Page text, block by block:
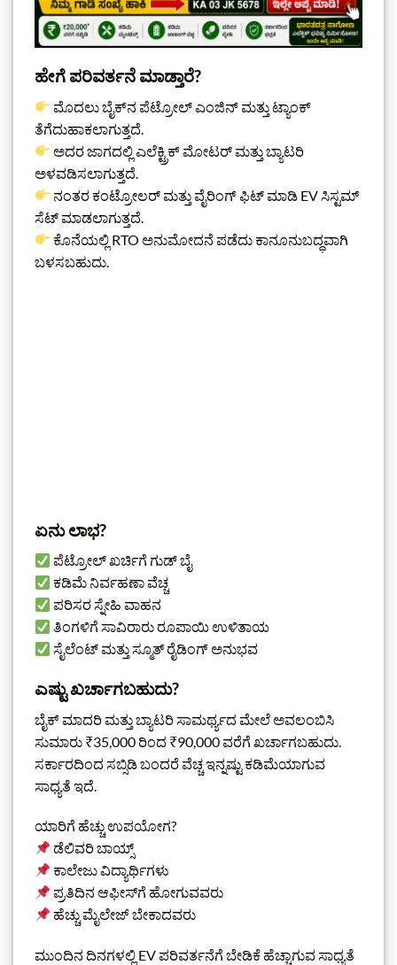
ಹೇಗೆ ಪರಿವರ್ತನೆ ಮಾಡ್ತಾರೆ?
ಮೊದಲು ಬೈಕ್‌ನ ಪೆಟ್ರೋಲ್ ಎಂಜಿನ್ ಮತ್ತು ಟ್ಯಾಂಕ್
ತೆಗೆದುಹಾಕಲಾಗುತ್ತದೆ.
ಅದರ ಜಾಗದಲ್ಲಿ ಎಲೆಕ್ಟ್ರಿಕ್ ಮೋಟರ್ ಮತ್ತು ಬ್ಯಾಟರಿ
ಅಳವಡಿಸಲಾಗುತ್ತದೆ.
ನಂತರ ಕಂಟ್ರೋಲರ್ ಮತ್ತು ವೈರಿಂಗ್ ಫಿಟ್ ಮಾಡಿ EV ಸಿಸ್ಟಮ್
ಸೆಟ್ ಮಾಡಲಾಗುತ್ತದೆ.
ಕೊನೆಯಲ್ಲಿ RTO ಅನುಮೋದನೆ ಪಡೆದು ಕಾನೂನುಬದ್ಧವಾಗಿ
ಬಳಸಬಹುದು.
ಏನು ಲಾಭ?
ಪೆಟ್ರೋಲ್ ಖರ್ಚಿಗೆ ಗುಡ್ ಬೈ
ಕಡಿಮೆ ನಿರ್ವಹಣಾ ವೆಚ್ಚ
ಪರಿಸರ ಸ್ನೇಹಿ ವಾಹನ
ತಿಂಗಳಿಗೆ ಸಾವಿರಾರು ರೂಪಾಯಿ ಉಳಿತಾಯ
ಸೈಲೆಂಟ್ ಮತ್ತು ಸ್ಮೂತ್ ರೈಡಿಂಗ್ ಅನುಭವ
ಎಷ್ಟು ಖರ್ಚಾಗಬಹುದು?
ಬೈಕ್ ಮಾದರಿ ಮತ್ತು ಬ್ಯಾಟರಿ ಸಾಮರ್ಥ್ಯದ ಮೇಲೆ ಅವಲಂಬಿಸಿ
ಸುಮಾರು ₹35,000 ರಿಂದ ₹90,000 ವರೆಗೆ ಖರ್ಚಾಗಬಹುದು.
ಸರ್ಕಾರದಿಂದ ಸಬ್ಸಿಡಿ ಬಂದರೆ ವೆಚ್ಚ ಇನ್ನಷ್ಟು ಕಡಿಮೆಯಾಗುವ
ಸಾಧ್ಯತೆ ಇದೆ.
ಯಾರಿಗೆ ಹೆಚ್ಚು ಉಪಯೋಗ?
ಡೆಲಿವರಿ ಬಾಯ್ಸ್
ಕಾಲೇಜು ವಿದ್ಯಾರ್ಥಿಗಳು
ಪ್ರತಿದಿನ ಆಫೀಸ್‌ಗೆ ಹೋಗುವವರು
ಹೆಚ್ಚು ಮೈಲೇಜ್ ಬೇಕಾದವರು
ಮುಂದಿನ ದಿನಗಳಲ್ಲಿ EV ಪರಿವರ್ತನೆಗೆ ಬೇಡಿಕೆ ಹೆಚ್ಚಾಗುವ ಸಾಧ್ಯತೆ